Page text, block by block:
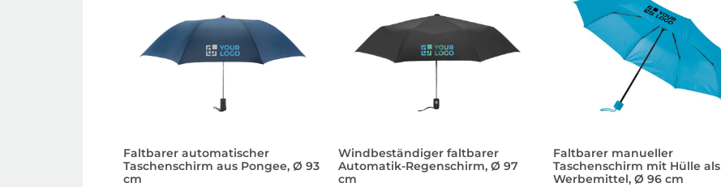
Faltbarer automatischer
Taschenschirm aus Pongee, Ø 93
cm
Windbeständiger faltbarer
Automatik-Regenschirm, Ø 97
cm
Faltbarer manueller
Taschenschirm mit Hülle als
Werbemittel, Ø 96 cm